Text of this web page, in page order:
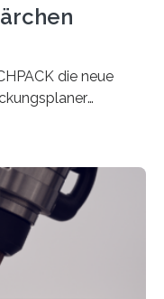
die neue
Zulieferindustrie.
Anordnung kann
mehr Kontrolle
Die ebenfalls neue
dazu, die Software
FACHPACK